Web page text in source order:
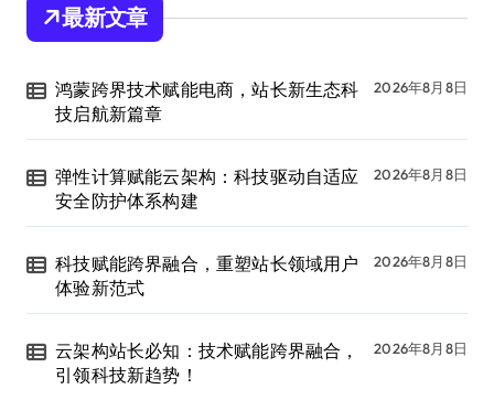
最新文章
鸿蒙跨界技术赋能电商，站长新生态科
技启航新篇章
2026年8月8日
弹性计算赋能云架构：科技驱动自适应
安全防护体系构建
2026年8月8日
科技赋能跨界融合，重塑站长领域用户
体验新范式
2026年8月8日
云架构站长必知：技术赋能跨界融合，
引领科技新趋势！
2026年8月8日